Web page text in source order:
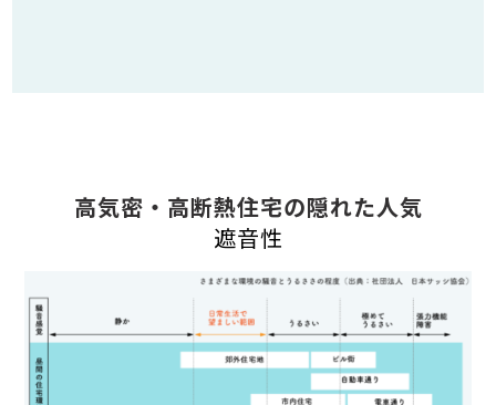
高気密・高断熱住宅の隠れた人気
遮音性